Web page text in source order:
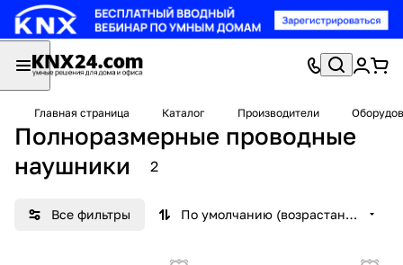
Главная страница Каталог Производители
Полноразмерные проводные
наушники
2
Все фильтры По умолчанию (возрастание)